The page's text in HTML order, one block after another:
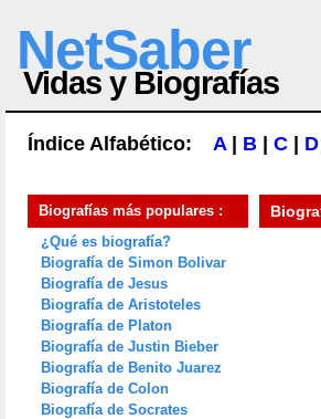
NetSaber
Vidas y Biografías
Índice Alfabético: A| B C D
Biografías más populares :
¿Qué es biografía?
Biografía de Simon Bolivar
Biografía de Jesus
Biografía de Aristoteles
Biografía de Platon
Biografía de Justin Bieber
Biografía de Benito Juarez
Biografía de Colon
Biografía de Socrates